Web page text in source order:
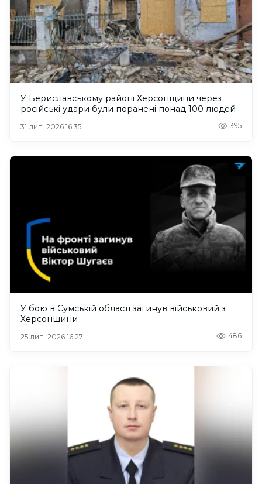
У Бериславському районі Херсонщини через
російські удари були поранені понад 100 людей
31 лип. 2026 16:35 395
У бою в Сумській області загинув військовий з
Херсонщини
25 лип. 2026 16:27 486